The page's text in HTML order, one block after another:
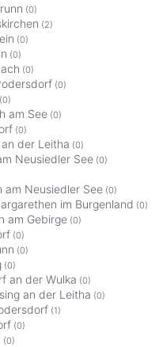
(0)
(2)
(0)
(0)
(0)
(0)
(0)
am See (0)
(0)
der Leitha (0)
Neusiedler See (0)
am Neusiedler See (0)
im Burgenland (0)
am Gebirge (0)
(0)
(0)
(0)
an der Wulka (0)
an der Leitha (0)
(1)
(0)
(0)